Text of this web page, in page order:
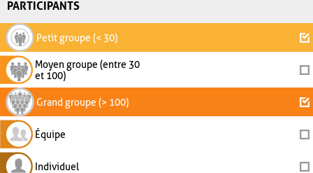
PARTICIPANTS
Petit groupe (< 30)
Moyen groupe (entre 30
et 100)
Grand groupe (> 100)
Équipe
Individuel